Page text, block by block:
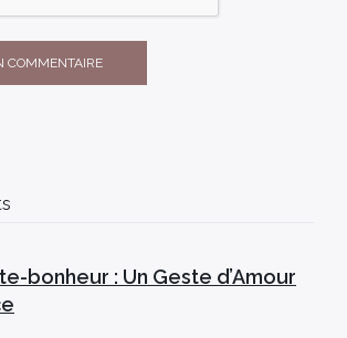
bonheur : Un Geste d’Amour